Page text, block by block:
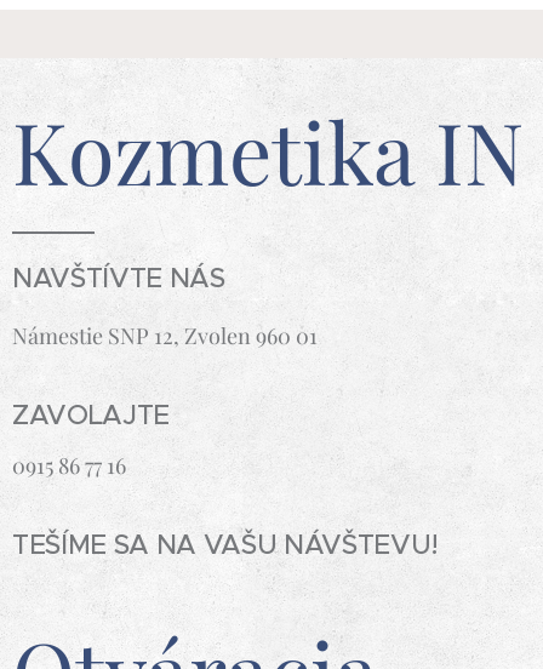
Kozmetika IN
NAVŠTÍVTE NÁS
Námestie SNP 12, Zvolen 960 01
ZAVOLAJTE
0915 86 77 16
TEŠÍME SA NA VAŠU NÁVŠTEVU!